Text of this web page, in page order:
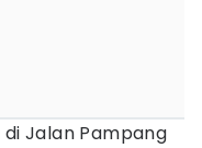
Jalan Pampang